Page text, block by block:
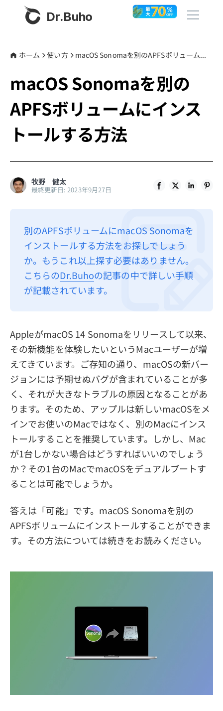
Dr.Buho
製品
BuhoCleaner
BuhoRepair
BuhoLaunchpad
ストア
その他
プライバシーポリシー
利用規約
返金について
ホーム 使い方 macOS Sonomaを別のAPFSボリュームにインストールする方法
macOS Sonomaを別の
APFSボリュームにインス
トールする方法
牧野 健太
最終更新日: 2023年9月27日
別のAPFSボリュームにmacOS Sonomaを
インストールする方法をお探しでしょう
か。もうこれ以上探す必要はありません。
こちらのDr.Buhoの記事の中で詳しい手順
が記載されています。
AppleがmacOS 14 Sonomaをリリースして以来、
その新機能を体験したいというMacユーザーが増
えてきています。ご存知の通り、macOSの新バー
ジョンには予期せぬバグが含まれていることが多
く、それが大きなトラブルの原因となることがあ
ります。そのため、アップルは新しいmacOSをメ
インでお使いのMacではなく、別のMacにインス
トールすることを推奨しています。しかし、Mac
が1台しかない場合はどうすればいいのでしょう
か？その1台のMacでmacOSをデュアルブートす
ることは可能でしょうか。
答えは「可能」です。macOS Sonomaを別の
APFSボリュームにインストールすることができま
す。その方法については続きをお読みください。